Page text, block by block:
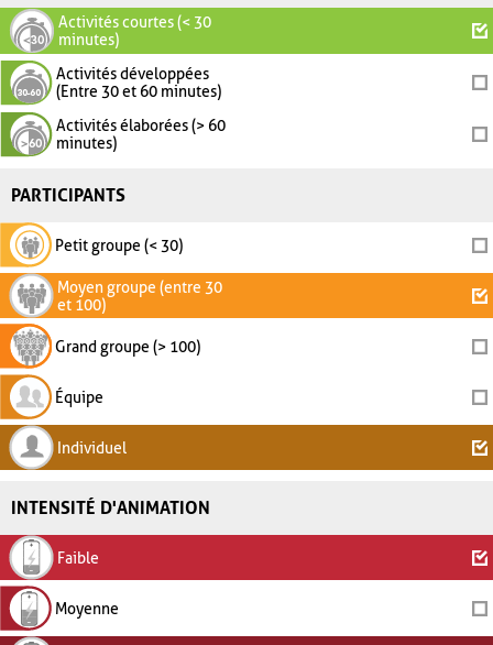
Activités courtes (< 30
minutes)
Activités développées
(Entre 30 et 60 minutes)
Activités élaborées (> 60
minutes)
PARTICIPANTS
Petit groupe (< 30)
Moyen groupe (entre 30
et 100)
Grand groupe (> 100)
Équipe
Individuel
INTENSITÉ D'ANIMATION
Faible
Moyenne